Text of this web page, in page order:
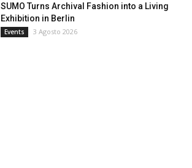
SUMO Turns Archival Fashion into a Living
Exhibition in Berlin
Events 3 Agosto 2026